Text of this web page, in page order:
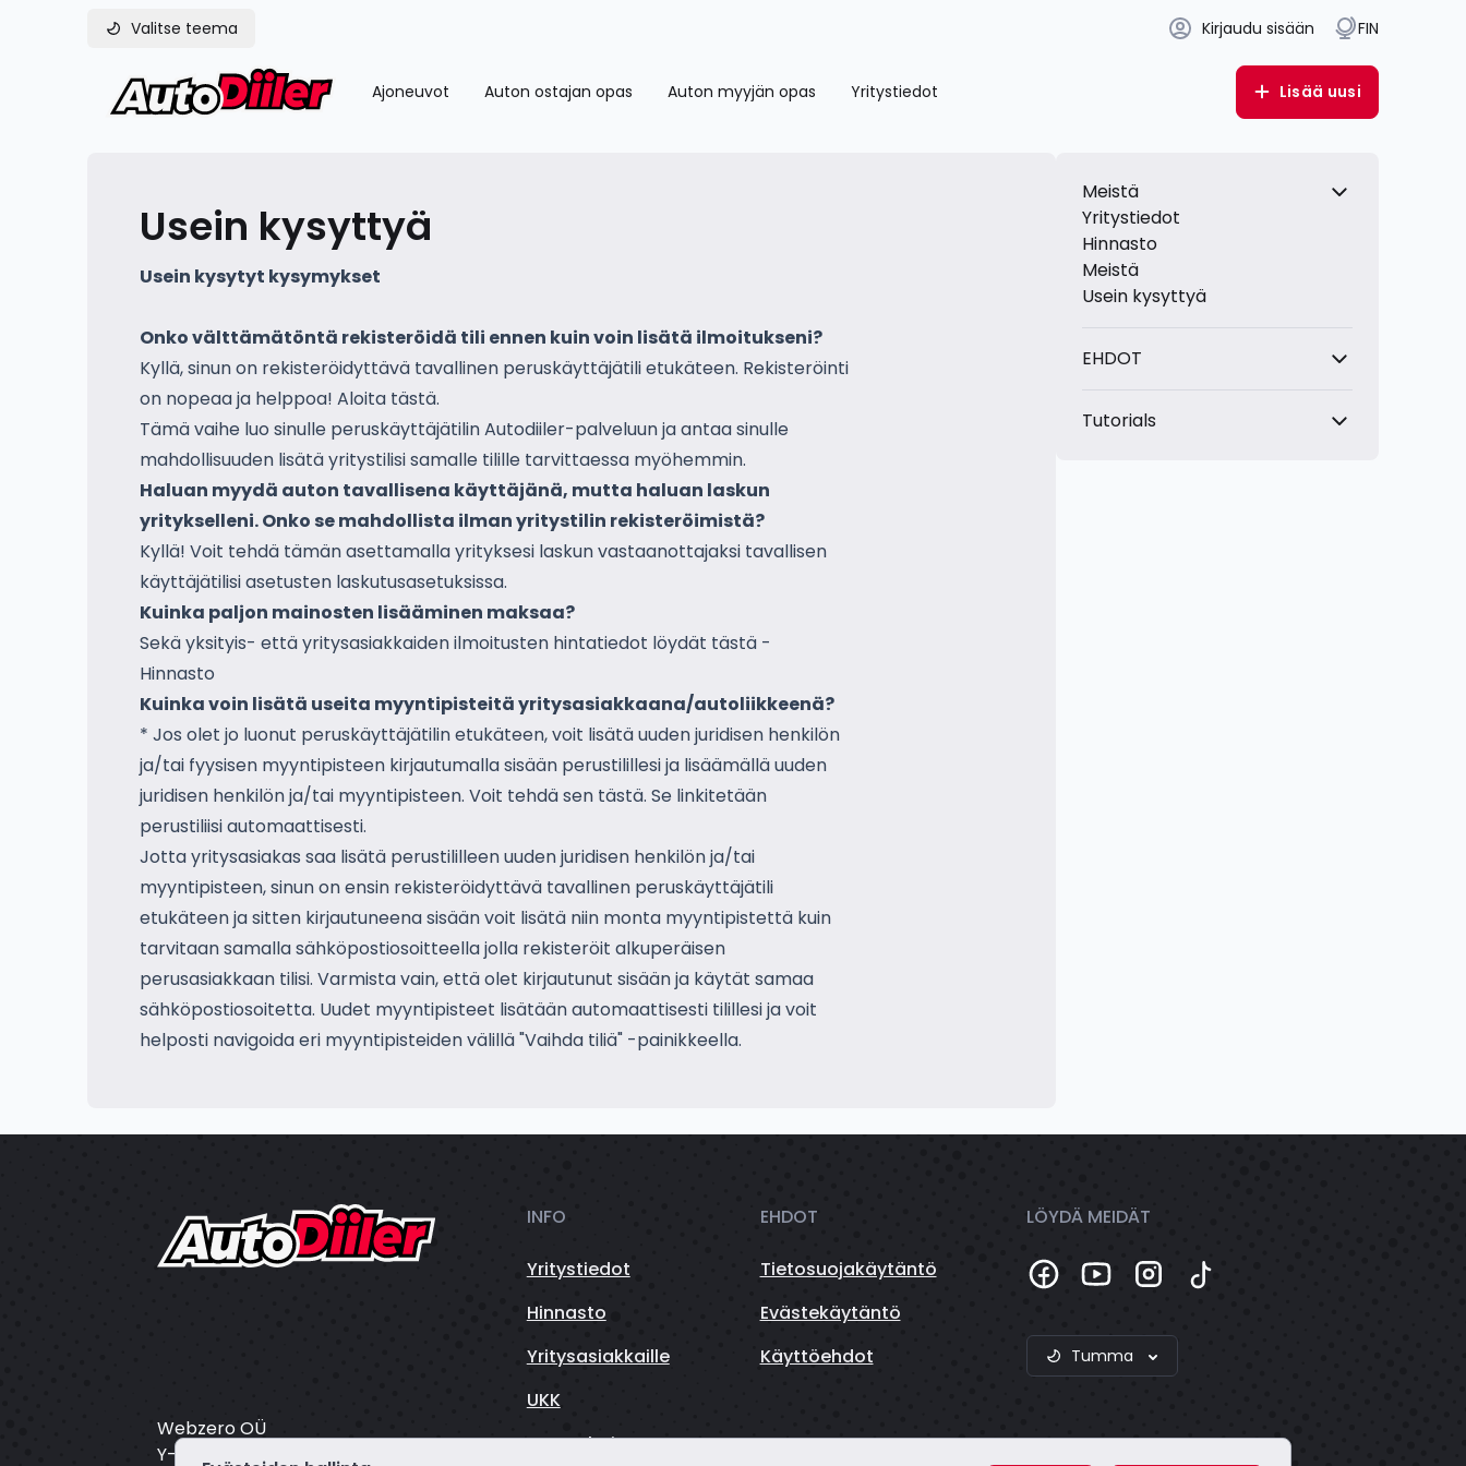
Valitse teema Kirjaudu sisään FIN
Ajoneuvot Auton ostajan opas Auton myyjän opas Yritystiedot Lisää uusi
Usein kysyttyä
Usein kysytyt kysymykset
Onko välttämätöntä rekisteröidä tili ennen kuin voin lisätä ilmoitukseni?
Kyllä, sinun on rekisteröidyttävä tavallinen peruskäyttäjätili etukäteen. Rekisteröinti
on nopeaa ja helppoa! Aloita tästä.
Tämä vaihe luo sinulle peruskäyttäjätilin Autodiiler-palveluun ja antaa sinulle
mahdollisuuden lisätä yritystilisi samalle tilille tarvittaessa myöhemmin.
Haluan myydä auton tavallisena käyttäjänä, mutta haluan laskun
yritykselleni. Onko se mahdollista ilman yritystilin rekisteröimistä?
Kyllä! Voit tehdä tämän asettamalla yrityksesi laskun vastaanottajaksi tavallisen
käyttäjätilisi asetusten laskutusasetuksissa.
Kuinka paljon mainosten lisääminen maksaa?
Sekä yksityis- että yritysasiakkaiden ilmoitusten hintatiedot löydät tästä -
Hinnasto
Kuinka voin lisätä useita myyntipisteitä yritysasiakkaana/autoliikkeenä?
* Jos olet jo luonut peruskäyttäjätilin etukäteen, voit lisätä uuden juridisen henkilön
ja/tai fyysisen myyntipisteen kirjautumalla sisään perustilillesi ja lisäämällä uuden
juridisen henkilön ja/tai myyntipisteen. Voit tehdä sen tästä. Se linkitetään
perustiliisi automaattisesti.
Jotta yritysasiakas saa lisätä perustililleen uuden juridisen henkilön ja/tai
myyntipisteen, sinun on ensin rekisteröidyttävä tavallinen peruskäyttäjätili
etukäteen ja sitten kirjautuneena sisään voit lisätä niin monta myyntipistettä kuin
tarvitaan samalla sähköpostiosoitteella jolla rekisteröit alkuperäisen
perusasiakkaan tilisi. Varmista vain, että olet kirjautunut sisään ja käytät samaa
sähköpostiosoitetta. Uudet myyntipisteet lisätään automaattisesti tilillesi ja voit
helposti navigoida eri myyntipisteiden välillä "Vaihda tiliä" -painikkeella.
Meistä
Yritystiedot
Hinnasto
Meistä
Usein kysyttyä
EHDOT
Tutorials
Webzero OÜ
Y-tunnus: 16804172
INFO
Yritystiedot
Hinnasto
Yritysasiakkaille
UKK
Autorahoitus
EHDOT
Tietosuojakäytäntö
Evästekäytäntö
Käyttöehdot
LÖYDÄ MEIDÄT
Tumma